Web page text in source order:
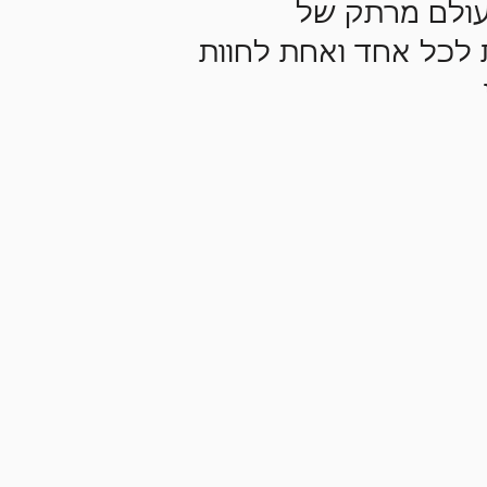
עם ההזדמנות לכל
תוך חיזוק הקשר
מרתק של
לכל אחד ואחת לחוות